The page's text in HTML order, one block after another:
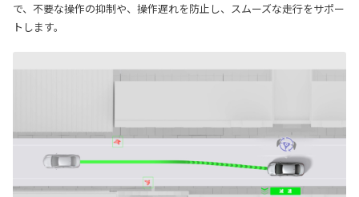
で、不要な操作の抑制や、操作遅れを防止し、スムーズな走行をサポー
トします。